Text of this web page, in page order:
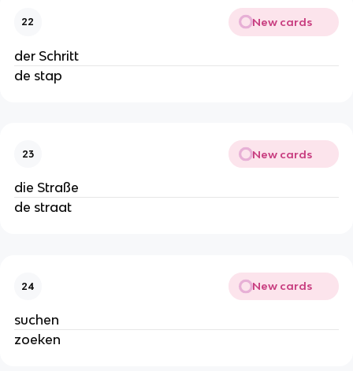
22 New cards
der Schritt
de stap
23 New cards
die Straße
de straat
24 New cards
suchen
zoeken